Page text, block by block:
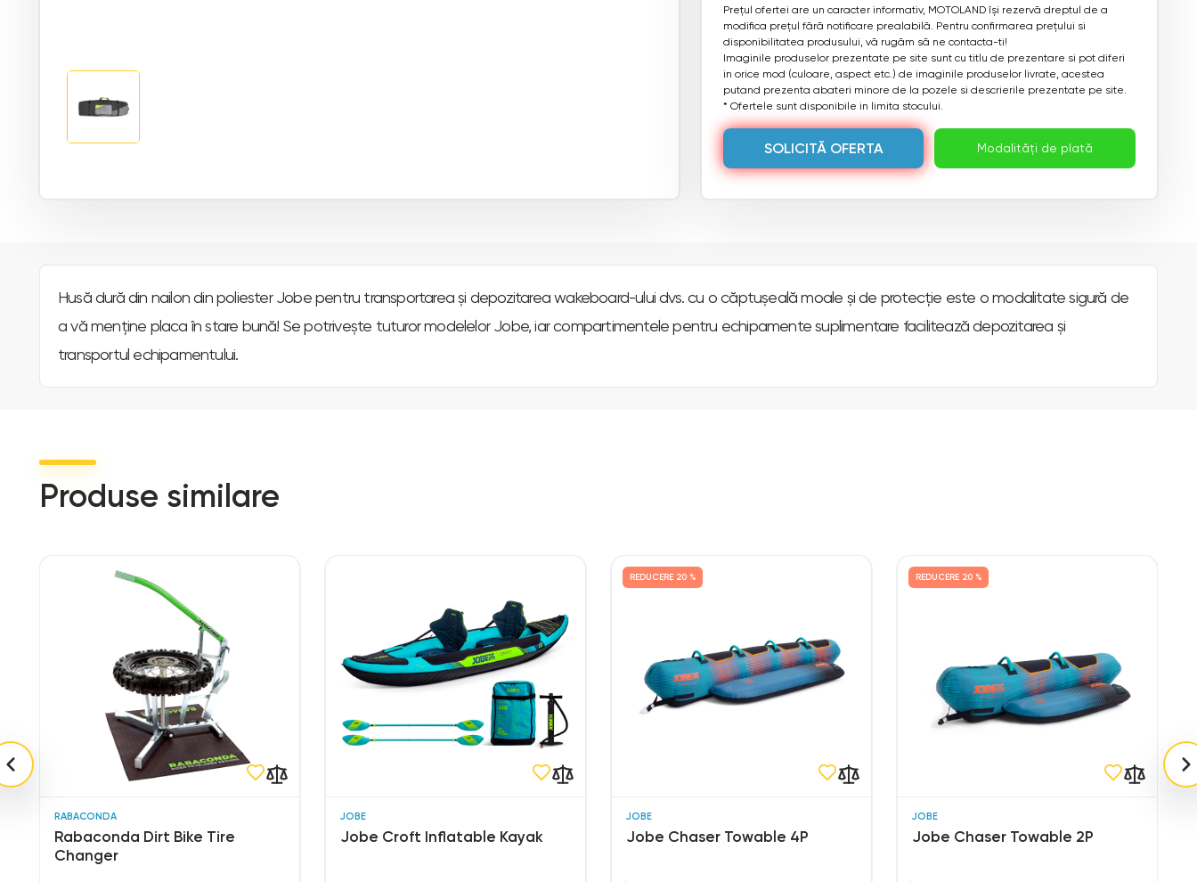
Prețul ofertei are un caracter informativ, MOTOLAND își rezervă dreptul de a
modifica prețul fără notificare prealabilă. Pentru confirmarea prețului si
disponibilitatea produsului, vă rugăm să ne contacta-ti!
Imaginile produselor prezentate pe site sunt cu titlu de prezentare si pot diferi
in orice mod (culoare, aspect etc.) de imaginile produselor livrate, acestea
putand prezenta abateri minore de la pozele si descrierile prezentate pe site.
* Ofertele sunt disponibile in limita stocului.
SOLICITĂ OFERTA Modalități de plată
Husă dură din nailon din poliester Jobe pentru transportarea și depozitarea wakeboard-ului dvs. cu o căptușeală moale și de protecție este o modalitate sigură de
a vă menține placa în stare bună! Se potrivește tuturor modelelor Jobe, iar compartimentele pentru echipamente suplimentare facilitează depozitarea și
transportul echipamentului.
Produse similare
RABACONDA
Rabaconda Dirt Bike Tire
Changer
JOBE
Jobe Croft Inflatable Kayak
JOBE
Jobe Chaser Towable 4P
REDUCERE 20 %
JOBE
Jobe Chaser Towable 2P
REDUCERE 20 %